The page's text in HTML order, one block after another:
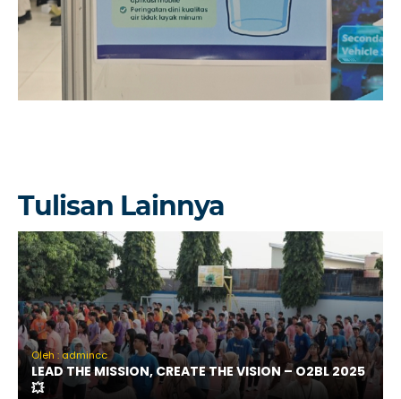
Tulisan Lainnya
Oleh : admincc
LEAD THE MISSION, CREATE THE VISION – O2BL 2025
💥